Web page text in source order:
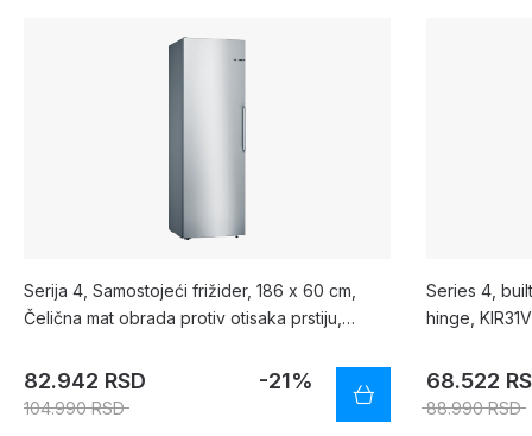
Serija 4, Samostojeći frižider, 186 x 60 cm,
Čelična mat obrada protiv otisaka prstiju,
82.942 RSD
104.990 RSD
-21%
Series 4,
hinge,
68.522
88.990 RSD